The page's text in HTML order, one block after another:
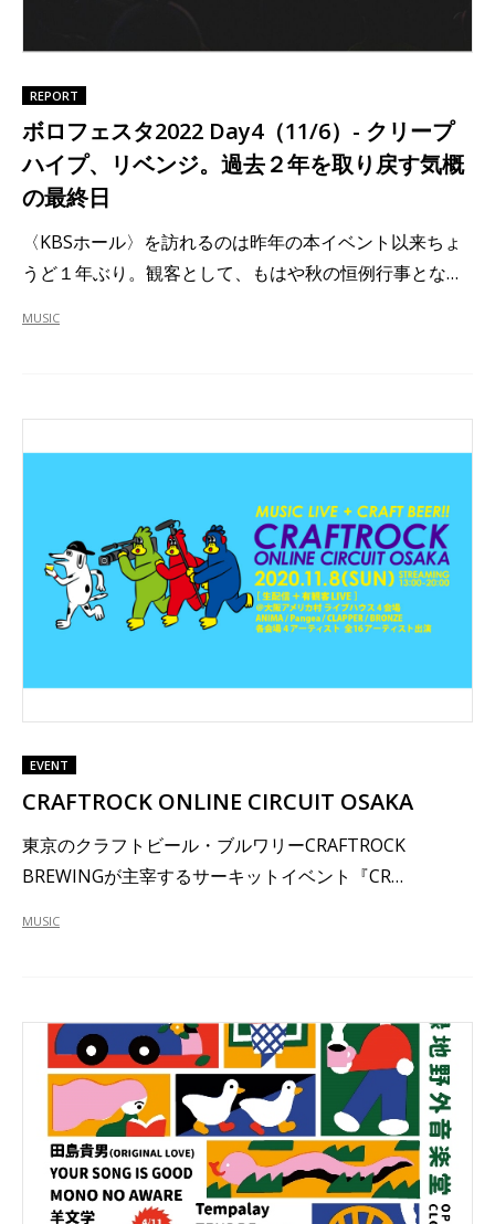
REPORT
ボロフェスタ2022 Day4（11/6）- クリープ
ハイプ、リベンジ。過去２年を取り戻す気概
の最終日
〈KBSホール〉を訪れるのは昨年の本イベント以来ちょ
うど１年ぶり。観客として、もはや秋の恒例行事とな…
MUSIC
EVENT
CRAFTROCK ONLINE CIRCUIT OSAKA
東京のクラフトビール・ブルワリーCRAFTROCK
BREWINGが主宰するサーキットイベント『CR…
MUSIC